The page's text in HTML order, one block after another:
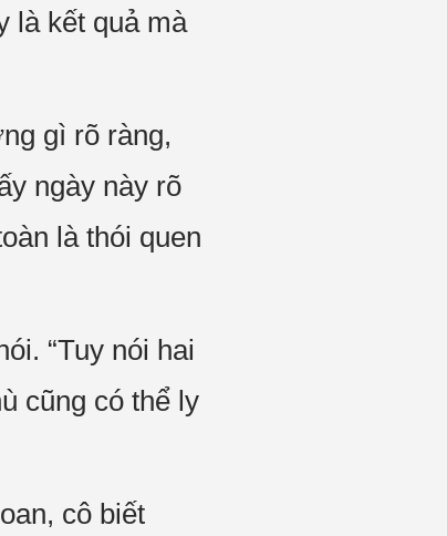
là kết quả mà
gì rõ ràng,
ngày này rõ
là thói quen
“Tuy nói hai
cũng có thể ly
cô biết